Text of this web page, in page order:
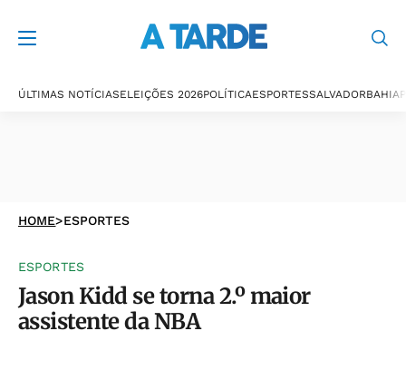
ÚLTIMAS NOTÍCIASELEIÇÕES 2026POLÍTICAESPORTESSALVADORBAHIA
HOME>ESPORTES
ESPORTES
Jason Kidd se torna 2.º maior
assistente da NBA